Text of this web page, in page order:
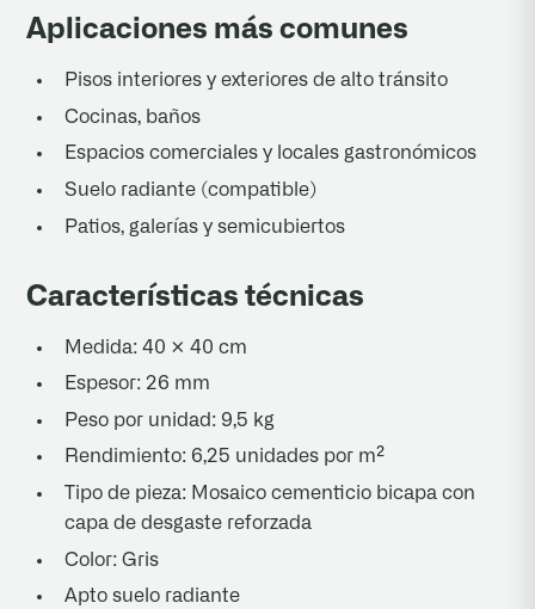
Aplicaciones más comunes
Pisos interiores y exteriores de alto tránsito
Cocinas, baños
Espacios comerciales y locales gastronómicos
Suelo radiante (compatible)
Patios, galerías y semicubiertos
Características técnicas
Medida: 40 × 40 cm
Espesor: 26 mm
Peso por unidad: 9,5 kg
Rendimiento: 6,25 unidades por m²
Tipo de pieza: Mosaico cementicio bicapa con
capa de desgaste reforzada
Color: Gris
Apto suelo radiante